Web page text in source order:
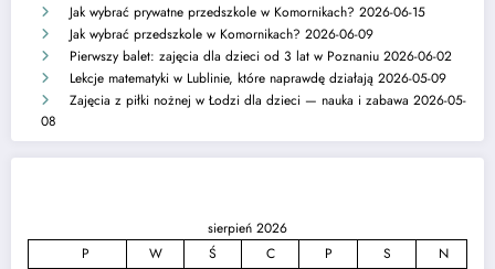
Jak wybrać prywatne przedszkole w Komornikach? 2026-06-15
Jak wybrać przedszkole w Komornikach? 2026-06-09
Pierwszy balet: zajęcia dla dzieci od 3 lat w Poznaniu 2026-06-02
Lekcje matematyki w Lublinie, które naprawdę działają 2026-05-09
Zajęcia z piłki nożnej w Łodzi dla dzieci — nauka i zabawa 2026-05-
08
sierpień 2026
P
W Ś C P S
N